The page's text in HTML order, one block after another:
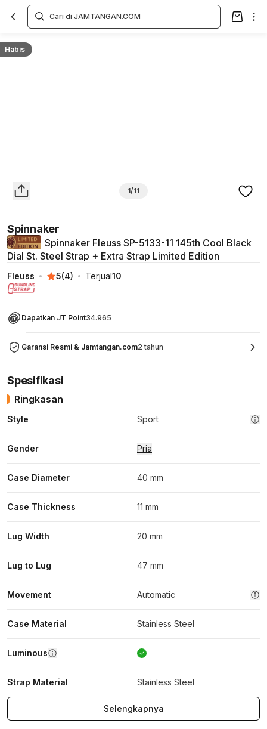
Habis
1/11
Spinnaker
Spinnaker Fleuss SP-5133-11 145th Cool Black
Dial St. Steel Strap + Extra Strap Limited Edition
Fleuss 5(4) Terjual10
Dapatkan JT Point34.965
Garansi Resmi & Jamtangan.com2 tahun
Overview
Spesifikasi
Ringkasan
Style Sport
Gender Pria
Case Diameter 40 mm
Case Thickness 11 mm
Lug Width 20 mm
Lug to Lug 47 mm
Movement Automatic
Case Material Stainless Steel
Luminous
Strap Material Stainless Steel
Selengkapnya